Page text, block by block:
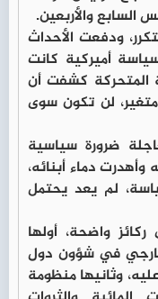
السابع والأربعين.
ودفعت الأحداث
أميركية كانت
المتحركة كشفت أن
متغير، لن تكون سوى
ضرورة سياسية
دماء أبنائه،
لم يعد يحتمل
واضحة، أولها
في شؤون دول
وثانيها منظومة